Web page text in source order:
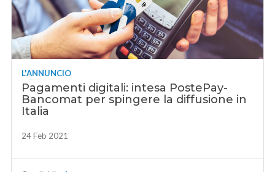
L'ANNUNCIO
Pagamenti digitali: intesa PostePay-
Bancomat per spingere la diffusione in
Italia
24 Feb 2021